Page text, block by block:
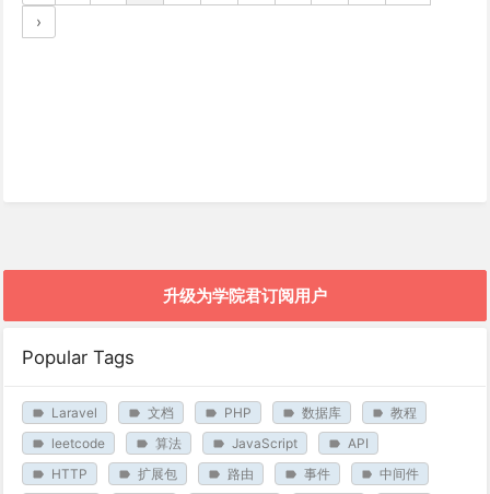
›
升级为学院君订阅用户
Popular Tags
Laravel 文档 PHP 数据库
教程
leetcode
算法 JavaScript
API
HTTP
扩展包 路由 事件
中间件